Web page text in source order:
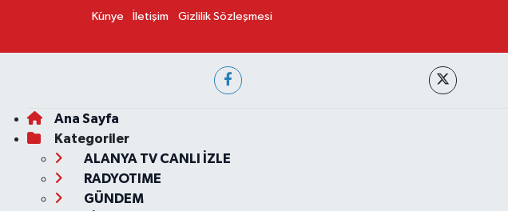
Künye İletişim Gizlilik Sözleşmesi
Ana Sayfa
Kategoriler
ALANYA TV CANLI İZLE
RADYOTIME
GÜNDEM